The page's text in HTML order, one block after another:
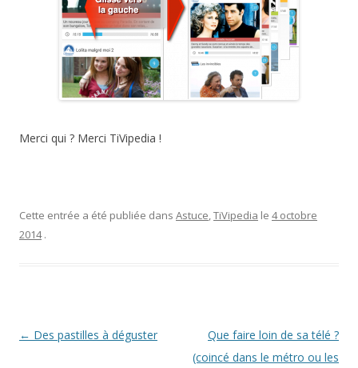
Merci qui ? Merci TiVipedia !
Cette entrée a été publiée dans Astuce,TiVipedia le 4 octobre
2014 .
Navigation des articles
← Des pastilles à déguster
Que faire loin de sa télé ?
(coincé dans le métro ou les